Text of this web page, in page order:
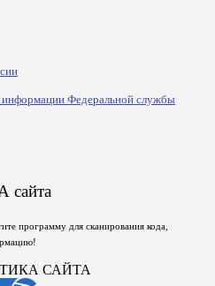
Федеральной службы
программу для сканирования кода,
САЙТА